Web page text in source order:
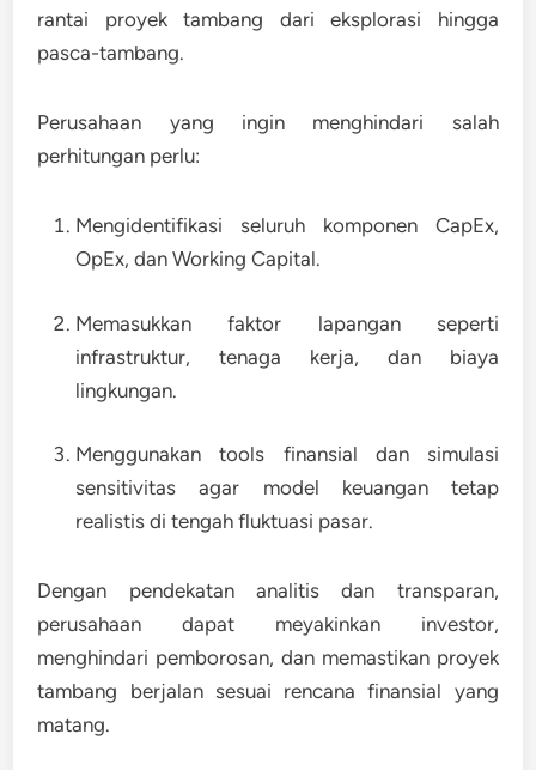
rantai proyek tambang dari eksplorasi hingga
pasca-tambang.
Perusahaan yang ingin menghindari salah
perhitungan perlu:
Mengidentifikasi seluruh komponen CapEx,
OpEx, dan Working Capital.
Memasukkan faktor lapangan seperti
infrastruktur, tenaga kerja, dan biaya
lingkungan.
Menggunakantools finansial dan simulasi
sensitivitas agar model keuangan tetap
realistis di tengah fluktuasi pasar.
Dengan pendekatan analitis dan transparan,
perusahaan dapat meyakinkan investor,
menghindari pemborosan, dan memastikan proyek
tambang berjalan sesuai rencana finansial yang
matang.